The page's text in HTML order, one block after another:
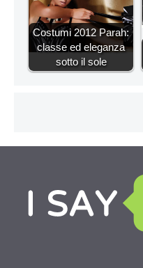
Costumi 2012 Parah:
classe ed eleganza
sotto il sole